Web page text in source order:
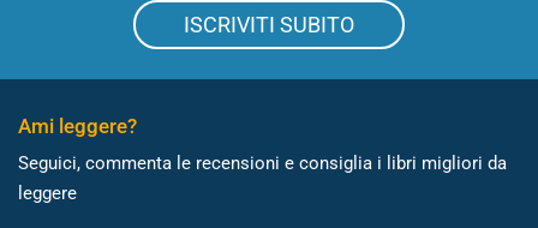
ISCRIVITI SUBITO
Ami leggere?
Seguici, commenta le recensioni e consiglia i libri migliori da
leggere